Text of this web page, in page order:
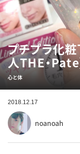
プチプラ化
人THE・
心と体
2018.12.17
noanoah